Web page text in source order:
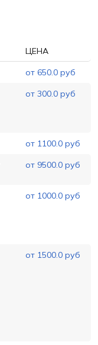
ЦЕНА
от 650.0 руб
от 300.0 руб
от 1100.0 руб
от 9500.0 руб
от 1000.0 руб
от 1500.0 руб